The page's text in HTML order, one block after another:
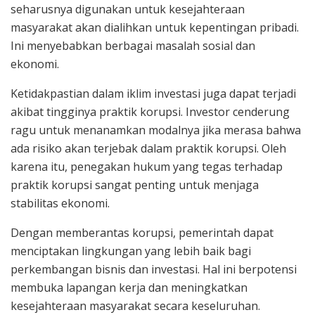
seharusnya digunakan untuk kesejahteraan
masyarakat akan dialihkan untuk kepentingan pribadi.
Ini menyebabkan berbagai masalah sosial dan
ekonomi.
Ketidakpastian dalam iklim investasi juga dapat terjadi
akibat tingginya praktik korupsi. Investor cenderung
ragu untuk menanamkan modalnya jika merasa bahwa
ada risiko akan terjebak dalam praktik korupsi. Oleh
karena itu, penegakan hukum yang tegas terhadap
praktik korupsi sangat penting untuk menjaga
stabilitas ekonomi.
Dengan memberantas korupsi, pemerintah dapat
menciptakan lingkungan yang lebih baik bagi
perkembangan bisnis dan investasi. Hal ini berpotensi
membuka lapangan kerja dan meningkatkan
kesejahteraan masyarakat secara keseluruhan.